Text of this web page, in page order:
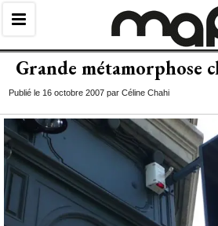
Grande métamorphose
Publié le 16 octobre 2007 par Céline Chahi